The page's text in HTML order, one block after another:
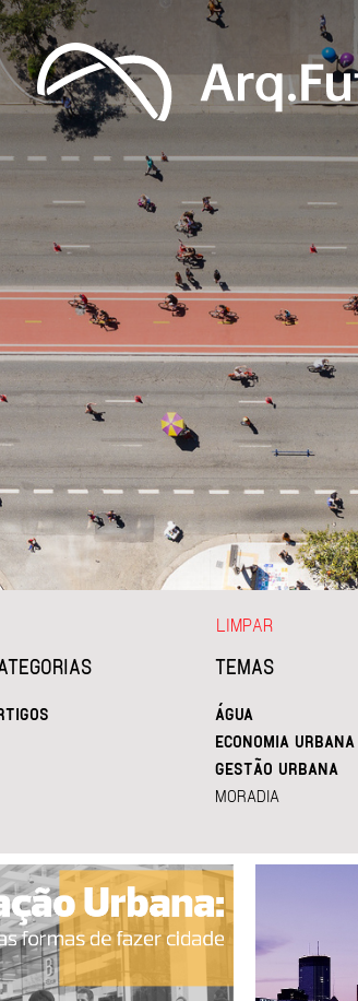
TEMAS
ÁGUA
ECONOMIA URBANA
GESTÃO URBANA
MORADIA
LIMPAR